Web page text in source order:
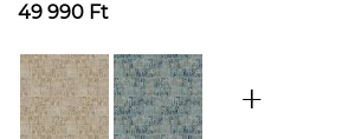
49 990 Ft